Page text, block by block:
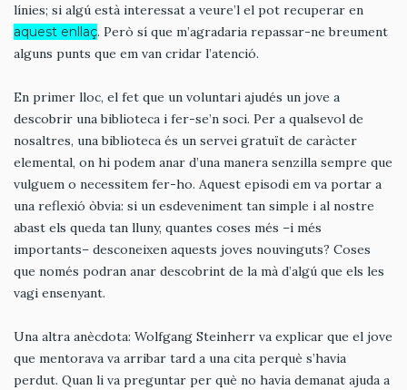
línies; si algú està interessat a veure’l el pot recuperar en
aquest enllaç. Però sí que m’agradaria repassar-ne breument
alguns punts que em van cridar l’atenció.
En primer lloc, el fet que un voluntari ajudés un jove a
descobrir una biblioteca i fer-se’n soci. Per a qualsevol de
nosaltres, una biblioteca és un servei gratuït de caràcter
elemental, on hi podem anar d’una manera senzilla sempre que
vulguem o necessitem fer-ho. Aquest episodi em va portar a
una reflexió òbvia: si un esdeveniment tan simple i al nostre
abast els queda tan lluny, quantes coses més –i més
importants– desconeixen aquests joves nouvinguts? Coses
que només podran anar descobrint de la mà d’algú que els les
vagi ensenyant.
Una altra anècdota: Wolfgang Steinherr va explicar que el jove
que mentorava va arribar tard a una cita perquè s’havia
perdut. Quan li va preguntar per què no havia demanat ajuda a